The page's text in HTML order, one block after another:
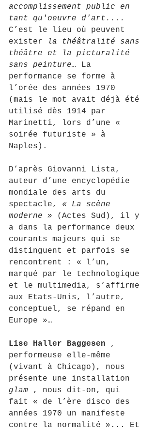
accomplissement public en
tant qu'oeuvre d'art....
C’est le lieu où peuvent
exister
la théâtralité sans
théâtre et la picturalité
sans peinture… La
performance se forme à
l’orée des années 1970
(mais le mot avait déjà été
utilisé dès 1914 par
Marinetti, lors d’une «
soirée futuriste » à
Naples).
D’après Giovanni Lista,
auteur d’une encyclopédie
mondiale des arts du
spectacle, « La scène
moderne » (Actes Sud), il y
a dans la performance deux
courants majeurs qui se
distinguent et parfois se
rencontrent : « l’un,
marqué par le technologique
et le multimedia, s’affirme
aux Etats-Unis, l’autre,
conceptuel, se répand en
Europe »…
Lise Haller Baggesen ,
performeuse elle-même
(vivant à Chicago), nous
présente une installation
glam , nous dit-on, qui
fait « de l’ère disco des
années 1970 un manifeste
contre la normalité »... Et